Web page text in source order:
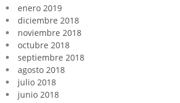
enero 2019
diciembre 2018
noviembre 2018
octubre 2018
septiembre 2018
agosto 2018
julio 2018
junio 2018